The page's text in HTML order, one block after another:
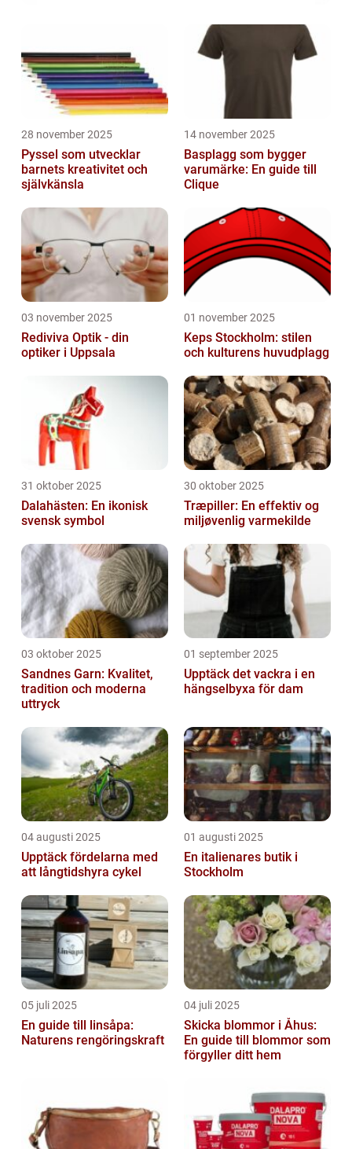
28 november 2025
Pyssel som utvecklar
barnets kreativitet och
självkänsla
14 november 2025
Basplagg som bygger
varumärke: En guide till
Clique
03 november 2025
Rediviva Optik - din
optiker i Uppsala
01 november 2025
Keps Stockholm: stilen
och kulturens huvudplagg
31 oktober 2025
Dalahästen: En ikonisk
svensk symbol
30 oktober 2025
Træpiller: En effektiv og
miljøvenlig varmekilde
03 oktober 2025
Sandnes Garn: Kvalitet,
tradition och moderna
uttryck
01 september 2025
Upptäck det vackra i en
hängselbyxa för dam
04 augusti 2025
Upptäck fördelarna med
att långtidshyra cykel
01 augusti 2025
En italienares butik i
Stockholm
05 juli 2025
En guide till linsåpa:
Naturens rengöringskraft
04 juli 2025
Skicka blommor i Åhus:
En guide till blommor som
förgyller ditt hem